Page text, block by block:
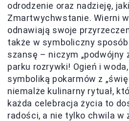
odrodzenie oraz nadzieję,
Zmartwychwstanie. Wierni
odnawiają swoje
także w symboliczny
szansę – niczym „podwójny
parku rozrywki! Ogień i
symboliką pokarmów z
niemalże kulinarny rytuał,
każda celebracja życia to
radości, a nie tylko chwila w